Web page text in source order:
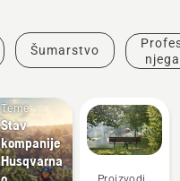
Šumarstvo
Teme
Stav
kompanije
Husqvarna